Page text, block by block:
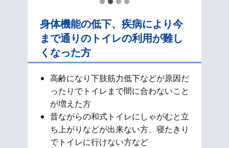
身体機能の低下、疾病により今
まで通りのトイレの利用が難し
くなった方
高齢になり下肢筋力低下などが原因だ
ったりでトイレまで間に合わないこと
が増えた方
昔ながらの和式​トイレにしゃがむと立
ち上がりなどが出来ない方、寝たきり
でトイレに行けない方など